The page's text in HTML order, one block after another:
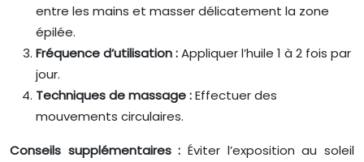
entre les mains et masser délicatement la zone
épilée.
Fréquence d’utilisation :Appliquer l’huile 1 à 2 fois par
jour.
Techniques de massage :Effectuer des
mouvements circulaires.
Conseils supplémentaires : Éviter l’exposition au soleil